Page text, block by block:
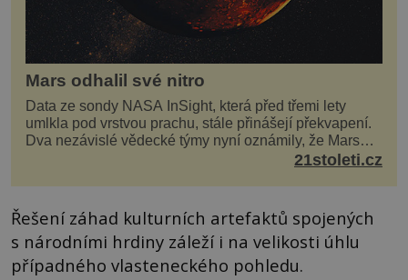
Mars odhalil své nitro
Data ze sondy NASA InSight, která před třemi lety
umlkla pod vrstvou prachu, stále přinášejí překvapení.
Dva nezávislé vědecké týmy nyní oznámily, že Mars
má nejen plášť plný trosek z dávných impaktů,...21stoleti.cz
Řešení záhad kulturních artefaktů spojených
s národními hrdiny záleží i na velikosti úhlu
případného vlasteneckého pohledu.